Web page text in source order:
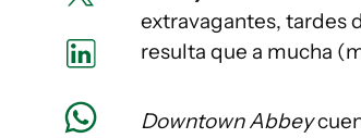
extravagantes, tardes
resulta que a mucha
Downtown Abbey